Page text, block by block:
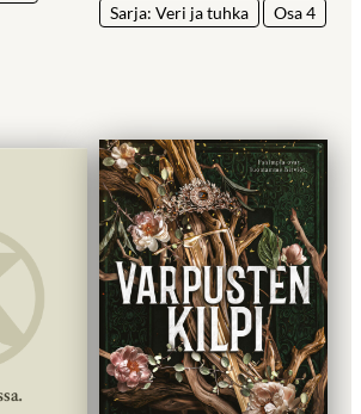
Sarja: Veri ja tuhka Osa 4